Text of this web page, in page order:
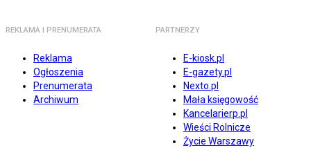
REKLAMA I PRENUMERATA
Reklama
Ogłoszenia
Prenumerata
Archiwum
PARTNERZY
E-kiosk.pl
E-gazety.pl
Nexto.pl
Mała księgowość
Kancelarierp.pl
Wieści Rolnicze
Życie Warszawy